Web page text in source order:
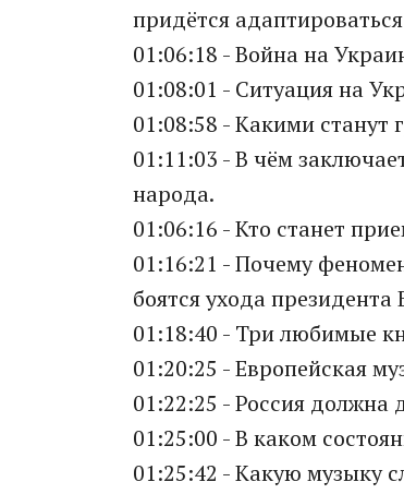
придётся
01:06:18 - Война на
01:08:01 - Ситуация на
01:08:58 - Какими станут
01:11:03 - В чём
народа.
01:06:16 - Кто станет
01:16:21 - Почему
боятся ухода президента
01:18:40 - Три любимые
01:20:25 - Европейская
01:22:25 - Россия должна
01:25:00 - В каком
01:25:42 - Какую музыку